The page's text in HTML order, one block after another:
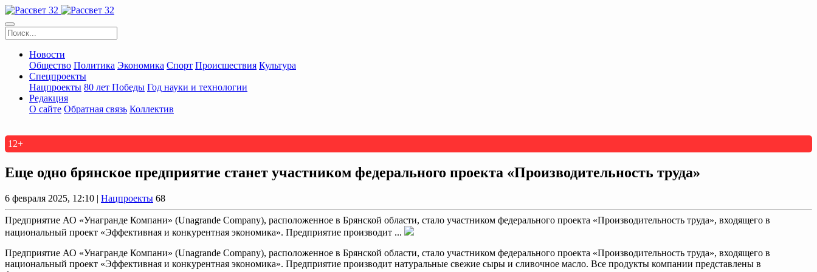
Новости
Общество Политика Экономика Спорт Происшествия Культура
Спецпроекты
Нацпроекты 80 лет Победы Год науки и технологии
Редакция
О сайте Обратная связь Коллектив
12+
Еще одно брянское предприятие станет участником федерального проекта «Производительность труда»
6 февраля 2025, 12:10 | Нацпроекты 68
Предприятие АО «Унагранде Компани» (Unagrande Company), расположенное в Брянской области, стало участником федерального проекта «Производительность труда», входящего в
национальный проект «Эффективная и конкурентная экономика». Предприятие производит ...
Предприятие АО «Унагранде Компани» (Unagrande Company), расположенное в Брянской области, стало участником федерального проекта «Производительность труда», входящего в
национальный проект «Эффективная и конкурентная экономика». Предприятие производит натуральные свежие сыры и сливочное масло. Все продукты компании представлены в